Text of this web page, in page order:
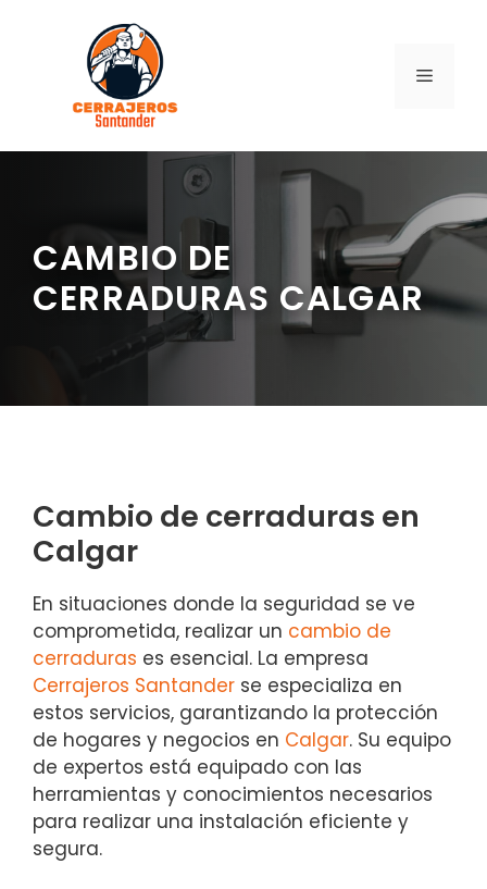
contenido
MENÚ
CAMBIO DE
CERRADURAS CALGAR
Cambio de cerraduras en
Calgar
En situaciones donde la seguridad se ve
comprometida, realizar un cambio de
cerraduras es esencial. La empresa
Cerrajeros Santander se especializa en
estos servicios, garantizando la protección
de hogares y negocios en Calgar. Su equipo
de expertos está equipado con las
herramientas y conocimientos necesarios
para realizar una instalación eficiente y
segura.